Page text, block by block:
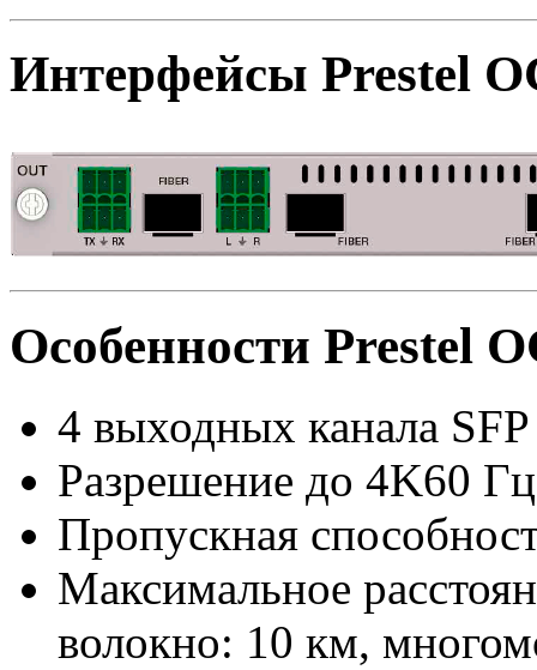
Интерфейсы Prestel
Особенности Prestel
4 выходных канала SFP
Разрешение до 4K60 Гц
Пропускная
Максимальное
волокно: 10 км,